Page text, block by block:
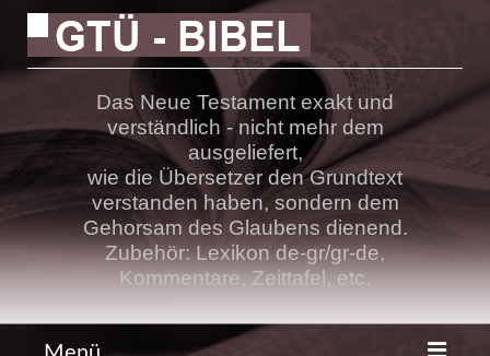
Das Neue Testament exakt und
verständlich - nicht mehr dem
ausgeliefert,
wie die Übersetzer den Grundtext
verstanden haben, sondern dem
Gehorsam des Glaubens dienend.
Zubehör: Lexikon de-gr/gr-de,
Kommentare, Zeittafel, etc.